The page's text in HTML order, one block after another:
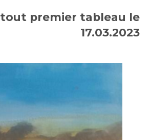
premier tableau le
17.03.2023